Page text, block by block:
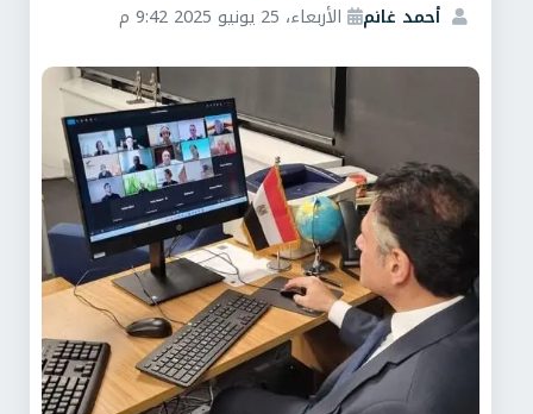
أحمد غانم الأربعاء، 25 يونيو 2025 9:42 م